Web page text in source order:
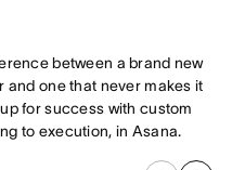
between a brand new
and one that never makes it
for success with custom
to execution, in Asana.